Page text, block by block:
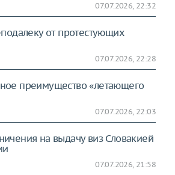
07.07.2026, 22:32
от протестующих
07.07.2026, 22:28
преимущество «летающего
07.07.2026, 22:03
на выдачу виз Словакией
07.07.2026, 21:58